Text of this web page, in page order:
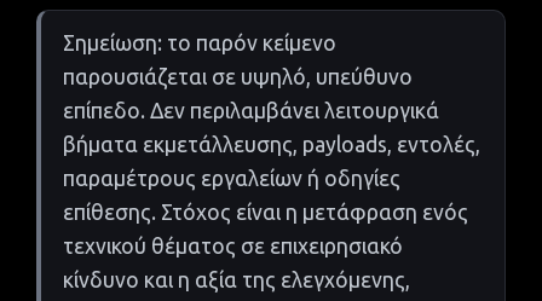
Σημείωση: το παρόν κείμενο
παρουσιάζεται σε υψηλό, υπεύθυνο
επίπεδο. Δεν περιλαμβάνει λειτουργικά
βήματα εκμετάλλευσης, payloads, εντολές,
παραμέτρους εργαλείων ή οδηγίες
επίθεσης. Στόχος είναι η μετάφραση ενός
τεχνικού θέματος σε επιχειρησιακό
κίνδυνο και η αξία της ελεγχόμενης,